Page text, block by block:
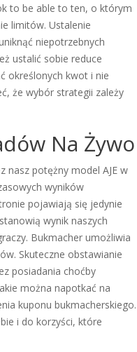
to be able to ten, o którym
limitów. Ustalenie
niepotrzebnych
ustalić sobie reduce
określonych kwot i nie
że wybór strategii zależy
Na Żywo
nasz potężny model AJE w
wyników
pojawiają się jedynie
wynik naszych
Bukmacher umożliwia
Skuteczne obstawianie
posiadania choćby
można napotkać na
kuponu bukmacherskiego.
i do korzyści, które